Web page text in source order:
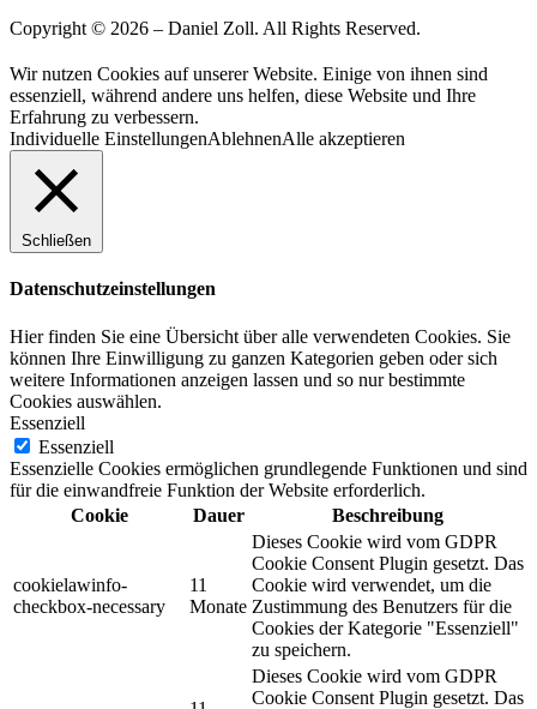
Copyright © 2026 – Daniel Zoll. All Rights Reserved.
Wir nutzen Cookies auf unserer Website. Einige von ihnen sind
essenziell, während andere uns helfen, diese Website und Ihre
Erfahrung zu verbessern.
Individuelle EinstellungenAblehnenAlle akzeptieren
Schließen
Datenschutzeinstellungen
Hier finden Sie eine Übersicht über alle verwendeten Cookies. Sie
können Ihre Einwilligung zu ganzen Kategorien geben oder sich
weitere Informationen anzeigen lassen und so nur bestimmte
Cookies auswählen.
Essenziell
Essenziell
Essenzielle Cookies ermöglichen grundlegende Funktionen und sind
für die einwandfreie Funktion der Website erforderlich.
Cookie
Dauer Beschreibung
cookielawinfo-
checkbox-necessary
11
Monate
Dieses Cookie wird vom GDPR
Cookie Consent Plugin gesetzt. Das
Cookie wird verwendet, um die
Zustimmung des Benutzers für die
Cookies der Kategorie "Essenziell"
zu speichern.
Dieses Cookie wird vom GDPR
Cookie Consent Plugin gesetzt. Das